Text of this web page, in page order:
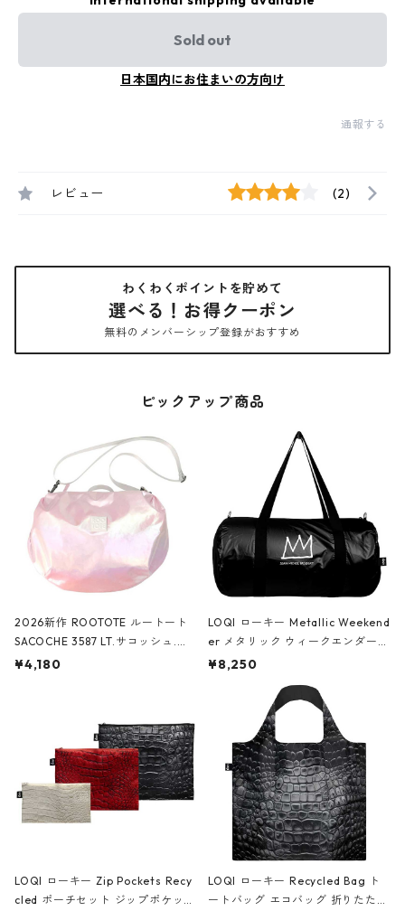
Sold out
日本国内にお住まいの方向け
通報する
レビュー (2)
わくわくポイントを貯めて
選べる！お得クーポン
無料のメンバーシップ登録がおすすめ
ピックアップ商品
2026新作 ROOTOTE ルートート
SACOCHE 3587 LT.サコッシュ.ル
ミエ-B ショルダーバッグ グロスピ
¥4,180
LOQI ローキー Metallic Weekend
er メタリック ウィークエンダー
ボストンバッグ ショルダーバッグ
Black ジャン=ミッシェル・バスキ
ア/クラウン ブラック
¥8,250
LOQI ローキー Zip Pockets Recy
cled ポーチセット ジップポケット
LOQI ローキー Recycled Bag ト
ートバッグ エコバッグ 折りたたみ